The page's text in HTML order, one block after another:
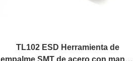
TL102 ESD Herramienta de
empalme SMT de acero con mango